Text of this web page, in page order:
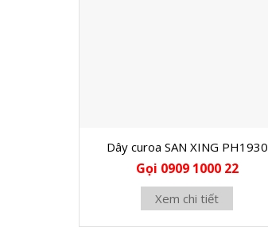
Dây curoa SAN XING PH1930
Gọi 0909 1000 22
Xem chi tiết